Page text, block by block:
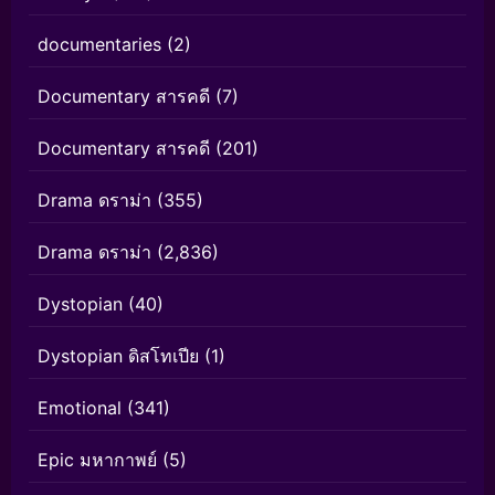
documentaries (2)
Documentary สารคดี (7)
Documentary สารคดี (201)
Drama ดราม่า (355)
Drama ดราม่า (2,836)
Dystopian (40)
Dystopian ดิสโทเปีย (1)
Emotional (341)
Epic มหากาพย์ (5)